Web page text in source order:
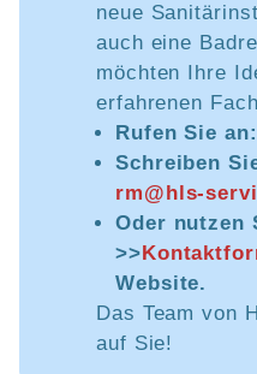
neue
auch eine
möchten Ihre
erfahrenen
Rufen Sie an:
Schreiben
rm@hls-
Oder nutzen
>>
Website.
Das Team von
auf Sie!